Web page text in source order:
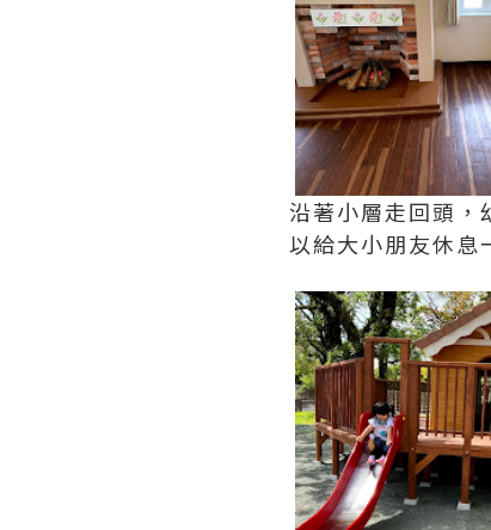
沿著小層走回頭
以給大小朋友休息